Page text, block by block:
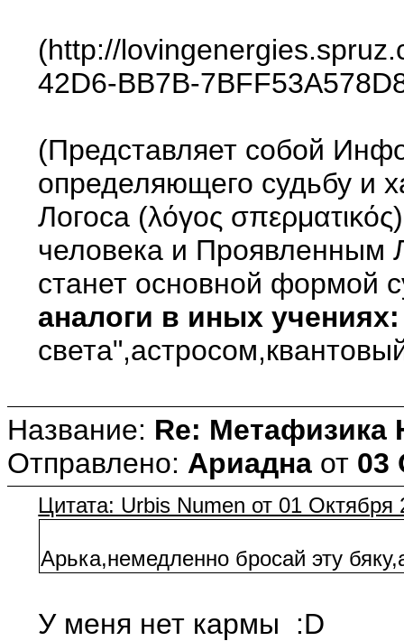
(http://
42D6-BB7B-
(Представляет собой
определяющего судьбу и
Логоса (λόγος
человека и Проявленным
станет основной формой
аналоги в иных учениях:
Название: Re: Метафизика
Отправлено: Ариадна от 03
Цитата: Urbis Numen от 01 Октября
Арька,немедленно бросай эту
У меня нет кармы :D